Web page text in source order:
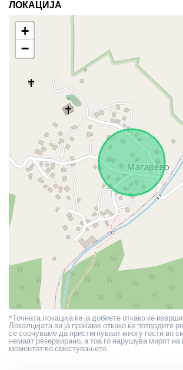
ЛОКАЦИЈА
+
−
*Точната локација ќе ја добиете откако ќе
Локалцијата ви ја праќаме откако ќе потврдите
се соочуваме да пристигнуваат многу гости во
немаат резервирано, а тоа го нарушува мирот на
моментот во сместувањето.